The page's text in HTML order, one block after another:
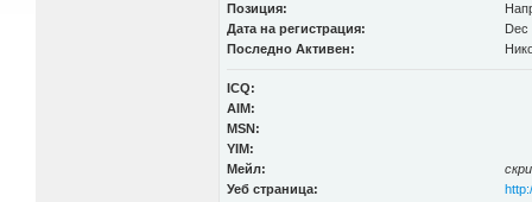
Позиция:
Дата на регистрация:
Dec
Последно Активен:
ICQ:
AIM:
MSN:
YIM:
Мейл:
Уеб страница: